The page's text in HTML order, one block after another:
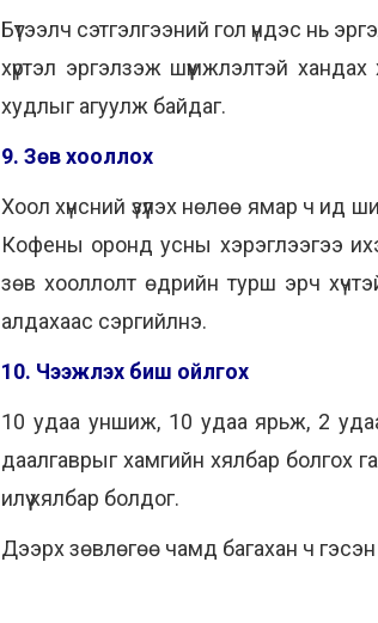
Бүтээлч сэтгэлгээний гол үндэс нь
хүртэл эргэлзэж шүүмжлэлтэй
худлыг агуулж байдаг.
9. Зөв хооллох
Хоол хүнсний үзүүлэх нөлөө ямар ч ид
Кофены оронд усны хэрэглээгээ
зөв хооллолт өдрийн турш эрч
алдахаас сэргийлнэ.
10. Чээжлэх биш ойлгох
10 удаа уншиж, 10 удаа ярьж, 2
даалгаврыг хамгийн хялбар болгох
илүү хялбар болдог.
Дээрх зөвлөгөө чамд багахан ч